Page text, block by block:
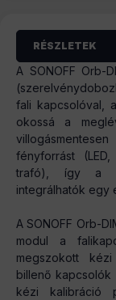
RÉSZLETEK
A SONOFF Orb-
fali kapcsolóval,
okossá a
fényforrást
trafó), így a
integrálhatók egy
A SONOFF Orb-
modul a
megszokott
billenő kapcsolók
kézi kalibráció